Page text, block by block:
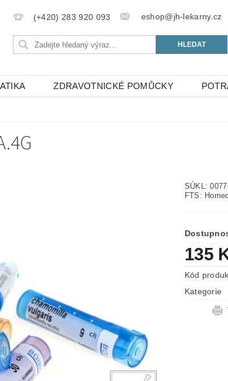
(+420) 283 920 093 eshop@jh-lekarny.cz
ZDRAVOTNICKÉ POMŮCKY
SÚKL:
FTS:
135
Kód
Kategorie